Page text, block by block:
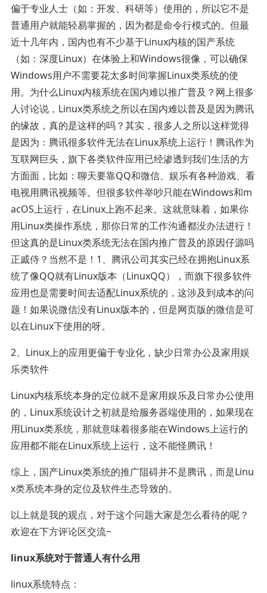
偏于专业人士（如：开发、科研等）使用的，所以它不是
普通用户就能轻易掌握的，因为都是命令行模式的。但最
近十几年内，国内也有不少基于Linux内核的国产系统
（如：深度Linux）在体验上和Windows很像，可以确保
Windows用户不需要花太多时间掌握Linux类系统的使
用。为什么Linux内核系统在国内难以推广普及？网上很多
人讨论说，Linux类系统之所以在国内难以普及是因为腾讯
的缘故，真的是这样的吗？其实，很多人之所以这样觉得
是因为：腾讯很多软件无法在Linux系统上运行！腾讯作为
互联网巨头，旗下各类软件应用已经渗透到我们生活的方
方面面，比如：聊天要靠QQ和微信、娱乐有各种游戏、看
电视用腾讯视频等。但很多软件举吵只能在Windows和m
acOS上运行，在Linux上跑不起来。这就意味着，如果你
用Linux类操作系统，那你日常的工作沟通都没办法进行！
但这真的是Linux类系统无法在国内推广普及的原因仔源吗
正戚侍？当然不是！1、腾讯公司其实已经在拥抱Linux系
统了像QQ就有Linux版本（LinuxQQ），而旗下很多软件
应用也是需要时间去适配Linux系统的，这涉及到成本的问
题！如果说微信没有Linux版本的，但是网页版的微信是可
以在Linux下使用的呀。
2、Linux上的应用更偏于专业化，缺少日常办公及家用娱
乐类软件
Linux内核系统本身的定位就不是家用娱乐及日常办公使用
的，Linux系统设计之初就是给服务器端使用的，如果现在
用Linux类系统，那就意味着很多能在Windows上运行的
应用都不能在Linux系统上运行，这不能怪腾讯！
综上，国产Linux类系统的推广阻碍并不是腾讯，而是Linu
x类系统本身的定位及软件生态导致的。
以上就是我的观点，对于这个问题大家是怎么看待的呢？
欢迎在下方评论区交流~
linux系统对于普通人有什么用
linux系统特点：